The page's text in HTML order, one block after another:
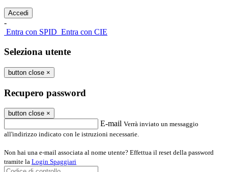
-
Entra con SPID Entra con CIE
Seleziona utente
button close ×
Recupero password
button close ×
E-mail Verrà inviato un messaggio
all'indirizzo indicato con le istruzioni necessarie.
Non hai una e-mail associata al nome utente? Effettua il reset della password
tramite la Login Spaggiari